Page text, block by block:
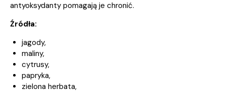
antyoksydanty pomagają je chronić.
Źródła:
jagody,
maliny,
cytrusy,
papryka,
zielona herbata,